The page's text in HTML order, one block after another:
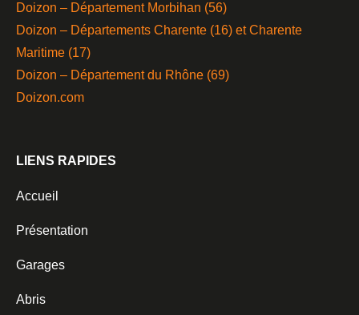
Doizon – Département Morbihan (56)
Doizon – Départements Charente (16) et Charente
Maritime (17)
Doizon – Département du Rhône (69)
Doizon.com
LIENS RAPIDES
Accueil
Présentation
Garages
Abris